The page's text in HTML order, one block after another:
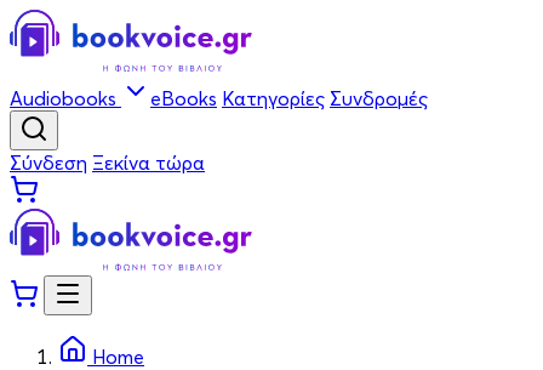
Audiobooks eBooks Κατηγορίες Συνδρομές
Σύνδεση Ξεκίνα τώρα
Home